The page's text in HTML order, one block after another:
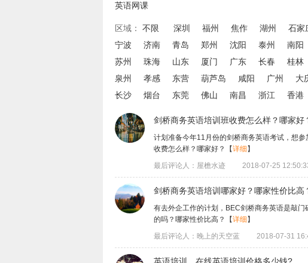
英语网课
区域： 不限 深圳 福州 焦作 湖州 石家
宁波
济南 青岛 郑州 沈阳 泰州 南阳
苏州
珠海 山东 厦门 广东 长春 桂林
泉州
孝感 东营 葫芦岛 咸阳 广州 大
长沙
烟台 东莞 佛山 南昌 浙江 香港
剑桥商务英语培训班收费怎么样？哪家好
计划准备今年11月份的剑桥商务英语考试，想
收费怎么样？哪家好？
【详细 】
最后评论人：屋檐水迹
2018-07-25
剑桥商务英语培训哪家好？哪家性价比高
有去外企工作的计划，BEC剑桥商务英语是敲
的吗？哪家性价比高？
【详细 】
最后评论人：晚上的天空蓝
2018-07-31